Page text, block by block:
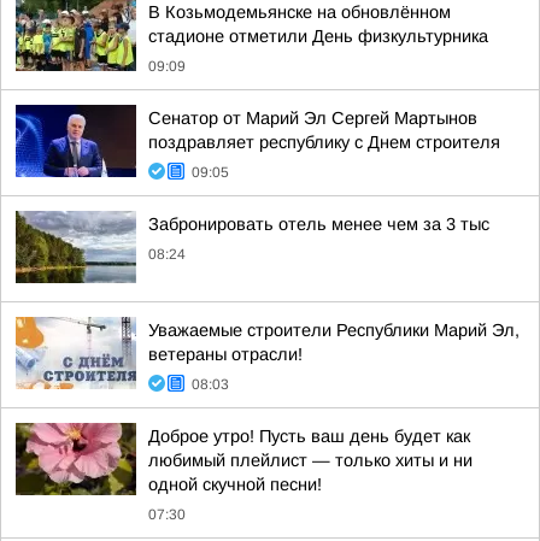
В Козьмодемьянске на обновлённом
стадионе отметили День физкультурника
09:09
Сенатор от Марий Эл Сергей Мартынов
поздравляет республику с Днем строителя
09:05
Забронировать отель менее чем за 3 тыс
08:24
Уважаемые строители Республики Марий Эл,
ветераны отрасли!
08:03
Доброе утро! Пусть ваш день будет как
любимый плейлист — только хиты и ни
одной скучной песни!
07:30